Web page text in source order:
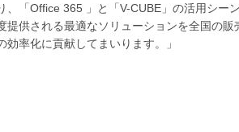
、「Office 365 」と「V-CUBE」の活用シー
提供される最適なソリューションを全国の
率化に貢献してまいります。」